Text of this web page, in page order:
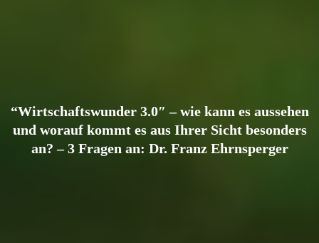
“Wirtschaftswunder 3.0″ – wie kann es aussehen
und worauf kommt es aus Ihrer Sicht besonders
an? – 3 Fragen an: Dr. Franz Ehrnsperger